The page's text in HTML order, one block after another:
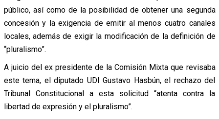
público, así como de la posibilidad de obtener una segunda
concesión y la exigencia de emitir al menos cuatro canales
locales, además de exigir la modificación de la definición de
“pluralismo”.
A juicio del ex presidente de la Comisión Mixta que revisaba
este tema, el diputado UDI Gustavo Hasbún, el rechazo del
Tribunal Constitucional a esta solicitud “atenta contra la
libertad de expresión y el pluralismo”.